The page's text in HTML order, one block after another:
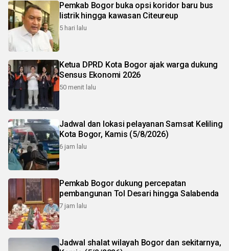
Pemkab Bogor buka opsi koridor baru bus
listrik hingga kawasan Citeureup
5 hari lalu
Ketua DPRD Kota Bogor ajak warga dukung
Sensus Ekonomi 2026
50 menit lalu
Jadwal dan lokasi pelayanan Samsat Keliling
Kota Bogor, Kamis (5/8/2026)
6 jam lalu
Pemkab Bogor dukung percepatan
pembangunan Tol Desari hingga Salabenda
7 jam lalu
Jadwal shalat wilayah Bogor dan sekitarnya,